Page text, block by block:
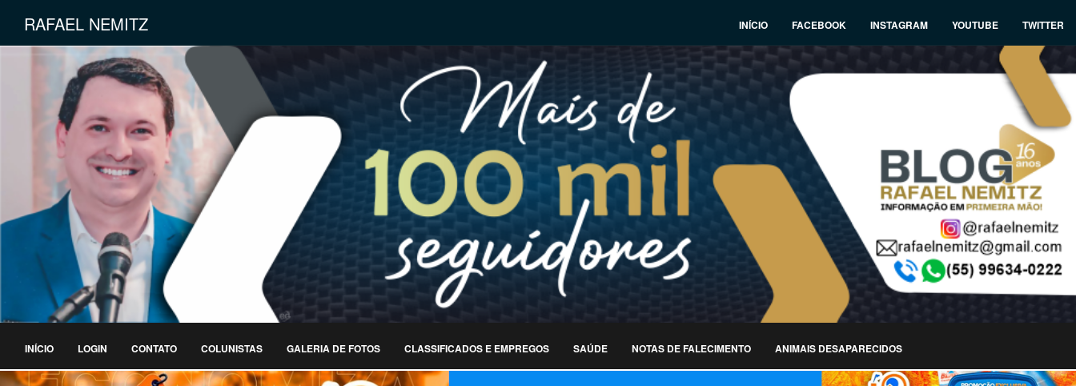
RAFAEL NEMITZ INÍCIO FACEBOOK INSTAGRAM YOUTUBE TWITTER
INÍCIO LOGIN CONTATO COLUNISTAS GALERIA DE FOTOS CLASSIFICADOS E EMPREGOS SAÚDE NOTAS DE FALECIMENTO ANIMAIS DESAPARECIDOS